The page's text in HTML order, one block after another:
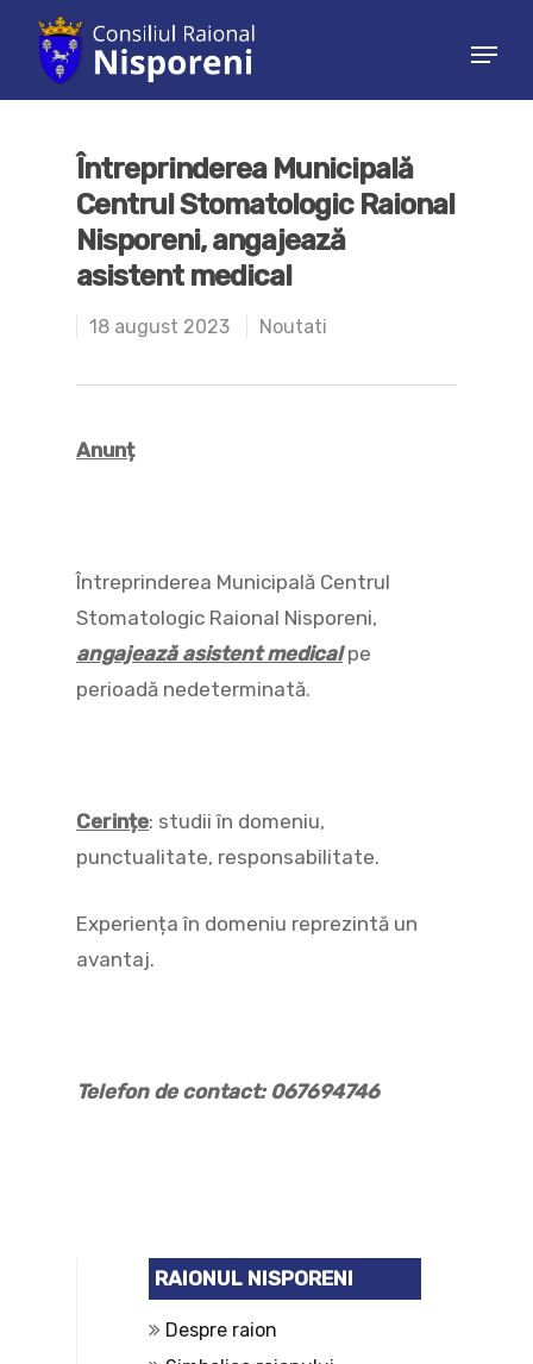
Întreprinderea Municipală
Centrul Stomatologic Raional
Nisporeni, angajează
asistent medical
18 august 2023 Noutati
Anunț
Întreprinderea Municipală Centrul
Stomatologic Raional Nisporeni,
angajează asistent medicalpe
perioadă nedeterminată.
Cerințe: studii în domeniu,
punctualitate, responsabilitate.
Experiența în domeniu reprezintă un
avantaj.
Telefon de contact: 067694746
RAIONUL NISPORENI
Despre raion